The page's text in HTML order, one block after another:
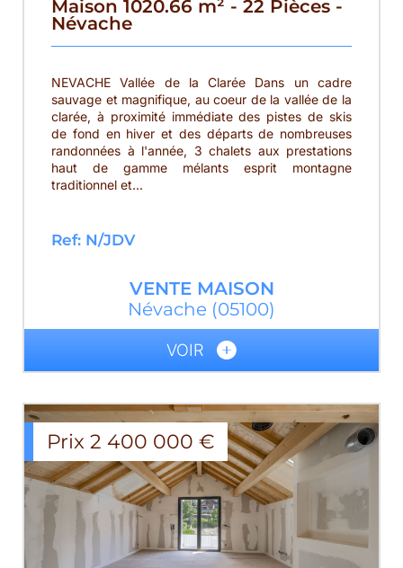
Maison 1020.66 m² - 22 Pièces -
Névache
NEVACHE Vallée de la Clarée Dans un cadre
sauvage et magnifique, au coeur de la vallée de la
clarée, à proximité immédiate des pistes de skis
de fond en hiver et des départs de nombreuses
randonnées à l'année, 3 chalets aux prestations
haut de gamme mélants esprit montagne
traditionnel et...
Ref: N/JDV
VENTE MAISON
Névache (05100)
VOIR
Prix 2 400 000 €